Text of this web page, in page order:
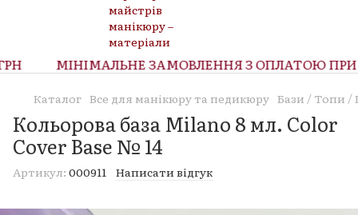
МІНІМАЛЬНЕ ЗАМОВЛЕННЯ З ОПЛАТОЮ ПРИ
Каталог Все для манікюру та педикюру Бази / Топи /
Кольорова база Milano 8 мл. Color
Cover Base № 14
Артикул: 000911 Написати відгук